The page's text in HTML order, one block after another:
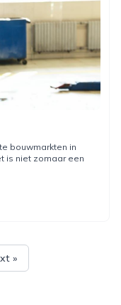
bouwmarkten in
is niet zomaar een
»